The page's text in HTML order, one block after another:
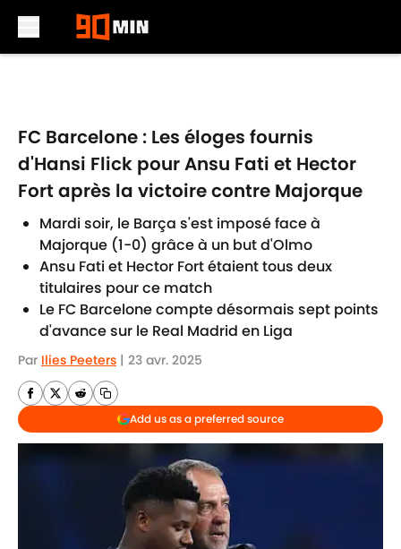
FC Barcelone : Les éloges fournis
d'Hansi Flick pour Ansu Fati et Hector
Fort après la victoire contre Majorque
Mardi soir, le Barça s'est imposé face à
Majorque (1-0) grâce à un but d'Olmo
Ansu Fati et Hector Fort étaient tous deux
titulaires pour ce match
Le FC Barcelone compte désormais sept points
d'avance sur le Real Madrid en Liga
Par Ilies Peeters | 23 avr. 2025
Add us as a preferred source